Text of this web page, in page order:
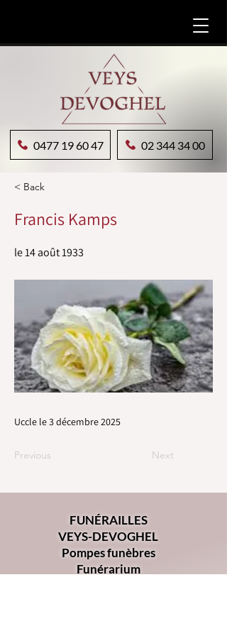
0477 19 60 47 02 344 34 00
< Back
Francis Kamps
le 14 août 1933
Uccle le 3 décembre 2025
Previous Next
FUNÉRAILLES
VEYS-DEVOGHEL
Pompes funèbres
Funérarium